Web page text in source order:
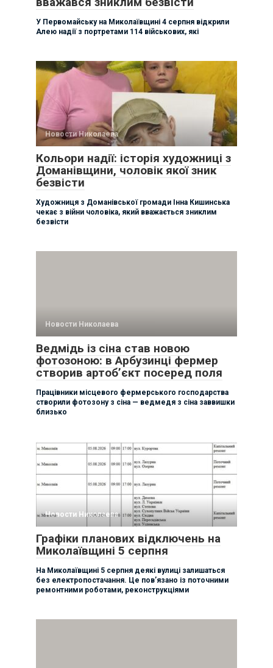
У Первомайську на Миколаївщині 4 серпня відкрили
Алею надії з портретами 114 військових, які
Новости Николаева
Кольори надії: історія художниці з
Доманівщини, чоловік якої зник
безвісти
Художниця з Доманівської громади Інна Кишинська
чекає з війни чоловіка, який вважається зниклим
безвісти
Новости Николаева
Ведмідь із сіна став новою
фотозоною: в Арбузинці фермер
створив артоб’єкт посеред поля
Працівники місцевого фермерського господарства
створили фотозону з сіна — ведмедя з сіна заввишки
близько
Новости Николаева
Графіки планових відключень на
Миколаївщині 5 серпня
На Миколаївщині 5 серпня деякі вулиці залишаться
без електропостачання. Це пов’язано із поточними
ремонтними роботами, реконструкціями